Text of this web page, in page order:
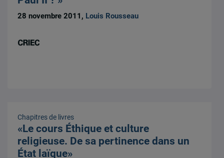
28 novembre 2011, Louis Rousseau
Chapitres de livres
«Le cours Éthique et culture
religieuse. De sa pertinence dans un
État laïque»